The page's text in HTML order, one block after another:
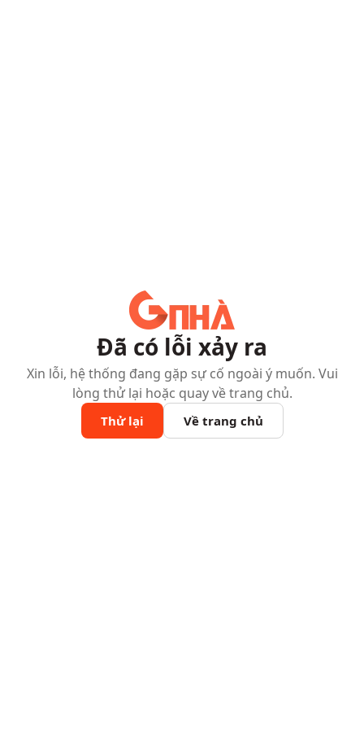
Đã có lỗi xảy ra
Xin lỗi, hệ thống đang gặp sự cố ngoài ý muốn. Vui
lòng thử lại hoặc quay về trang chủ.
Thử lại Về trang chủ